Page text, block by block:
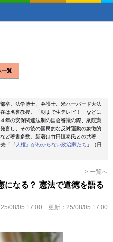
一覧
卒。法学博士、弁護士。米ハーバード大法
は名誉教授。「朝まで生テレビ！」などに
年の安保関連法制の国会審議の際、衆院憲
言し、その後の国民的な反対運動の象徴的
ど著書多数。新著は竹田恒泰氏との共著
「 『人権』がわからない政治家たち 」（日
> 一覧へ
になる？ 憲法で道徳を語る
25/08/05 17:00 更新： 25/08/05 17:00